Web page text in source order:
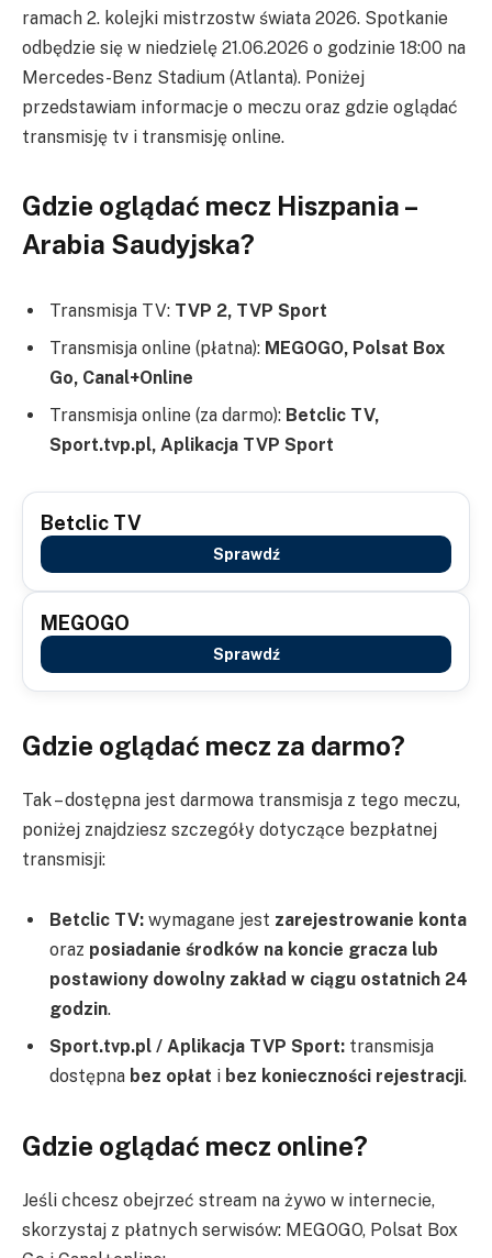
ramach 2. kolejki mistrzostw świata 2026. Spotkanie
odbędzie się w niedzielę 21.06.2026 o godzinie 18:00 na
Mercedes-Benz Stadium (Atlanta). Poniżej
przedstawiam informacje o meczu oraz gdzie oglądać
transmisję tv i transmisję online.
Gdzie oglądać mecz Hiszpania –
Arabia Saudyjska?
Transmisja TV: TVP 2, TVP Sport
Transmisja online (płatna): MEGOGO, Polsat Box
Go, Canal+Online
Transmisja online (za darmo): Betclic TV,
Sport.tvp.pl, Aplikacja TVP Sport
Betclic TV
Sprawdź
MEGOGO
Sprawdź
Gdzie oglądać mecz za darmo?
Tak – dostępna jest darmowa transmisja z tego meczu,
poniżej znajdziesz szczegóły dotyczące bezpłatnej
transmisji:
Betclic TV: wymagane jest zarejestrowanie konta
oraz posiadanie środków na koncie gracza lub
postawiony dowolny zakład w ciągu ostatnich 24
godzin.
Sport.tvp.pl / Aplikacja TVP Sport: transmisja
dostępna bez opłat i bez konieczności rejestracji.
Gdzie oglądać mecz online?
Jeśli chcesz obejrzeć stream na żywo w internecie,
skorzystaj z płatnych serwisów: MEGOGO, Polsat Box